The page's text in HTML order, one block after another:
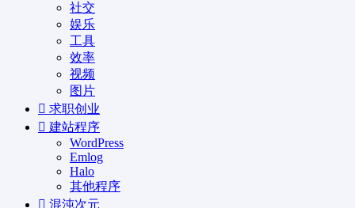
社交
娱乐
工具
效率
视频
图片
求职创业
建站程序
WordPress
Emlog
Halo
其他程序
混沌次元